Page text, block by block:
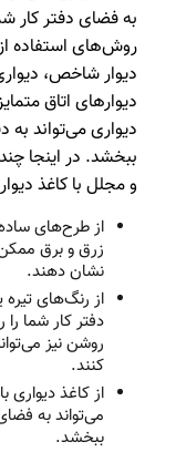
به فضای دفتر کار
روش‌های استفاده
دیوار شاخص،
دیوارهای اتاق
دیواری می‌تواند
ببخشد. در اینجا
و مجلل با کاغذ
از طرح‌های
زرق و برق
نشان دهند.
از رنگ‌های
دفتر کار شما
روشن نیز
کنند.
از کاغذ دیواری
می‌تواند به
ببخشد.